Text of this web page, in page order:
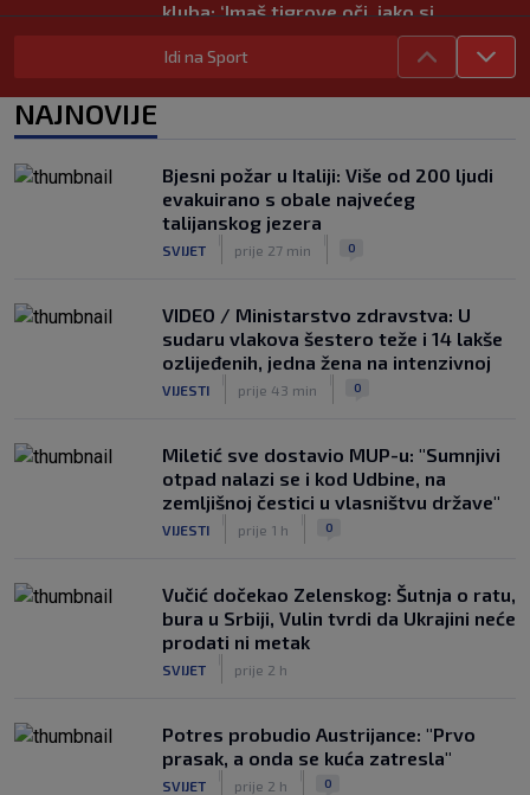
kluba: ‘Imaš tigrove oči, jako si
SK
|
prije 4 h
Bio je hit druge lige, a sada s Istrom
SK prije 5 h
VIDEO / Tenisač se požalio na
gledatelja koji mu je smetao, reakcija
suca je hit
Idi na Sport
NAJNOVIJE
Bjesni požar u Italiji: Više od 200 ljudi
evakuirano s obale najvećeg
talijanskog jezera
SVIJET prije 27 min 0
VIDEO / Ministarstvo zdravstva: U
sudaru vlakova šestero teže i 14 lakše
ozlijeđenih, jedna žena na intenzivnoj
VIJESTI prije 43 min 0
Miletić sve dostavio MUP-u: "Sumnjivi
otpad nalazi se i kod Udbine, na
zemljišnoj čestici u vlasništvu države"
VIJESTI prije 1 h 0
Vučić dočekao Zelenskog: Šutnja o ratu,
bura u Srbiji, Vulin tvrdi da Ukrajini neće
prodati ni metak
SVIJET prije 2 h
Potres probudio Austrijance: "Prvo
prasak, a onda se kuća zatresla"
SVIJET prije 2 h 0